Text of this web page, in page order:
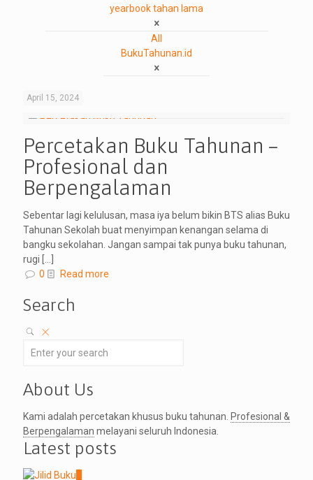
yearbook tahan lama
All
BukuTahunan.id
April 15, 2024
Percetakan Buku Tahunan –
Profesional dan
Berpengalaman
Sebentar lagi kelulusan, masa iya belum bikin BTS alias Buku
Tahunan Sekolah buat menyimpan kenangan selama di
bangku sekolahan. Jangan sampai tak punya buku tahunan,
rugi
0
Read more
Search
About Us
Kami adalah percetakan khusus buku tahunan. Profesional &
Berpengalaman melayani seluruh Indonesia.
Latest posts